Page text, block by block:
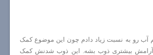
آب رو به نسبت زیاد دادم چون این موضوع کمک
آرامش بیشتری ذوب بشه. این ذوب شدنش کمک